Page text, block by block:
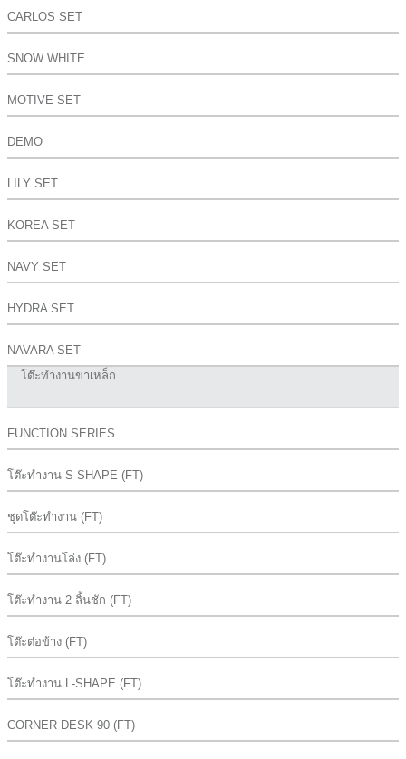
CARLOS SET
SNOW WHITE
MOTIVE SET
DEMO
LILY SET
KOREA SET
NAVY SET
HYDRA SET
NAVARA SET
โต๊ะทำงานขาเหล็ก
FUNCTION SERIES
โต๊ะทำงาน S-SHAPE (FT)
ชุดโต๊ะทำงาน (FT)
โต๊ะทำงานโล่ง (FT)
โต๊ะทำงาน 2 ลิ้นชัก (FT)
โต๊ะต่อข้าง (FT)
โต๊ะทำงาน L-SHAPE (FT)
CORNER DESK 90 (FT)